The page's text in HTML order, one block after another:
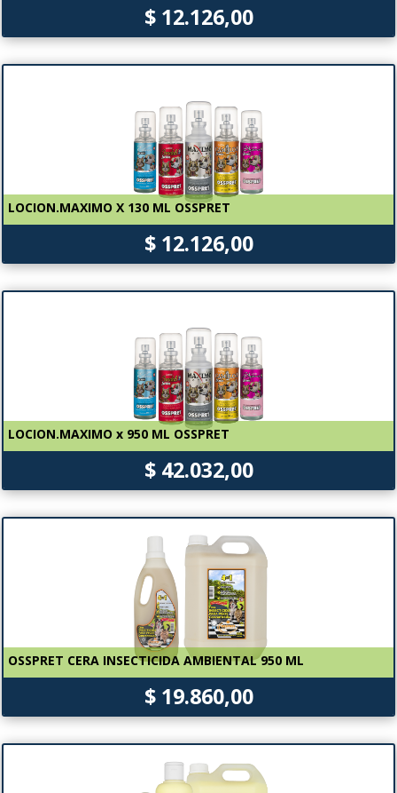
$ 12.126,00
LOCION.MAXIMO X 130 ML OSSPRET
$ 12.126,00
LOCION.MAXIMO x 950 ML OSSPRET
$ 42.032,00
OSSPRET CERA INSECTICIDA AMBIENTAL 950 ML
$ 19.860,00